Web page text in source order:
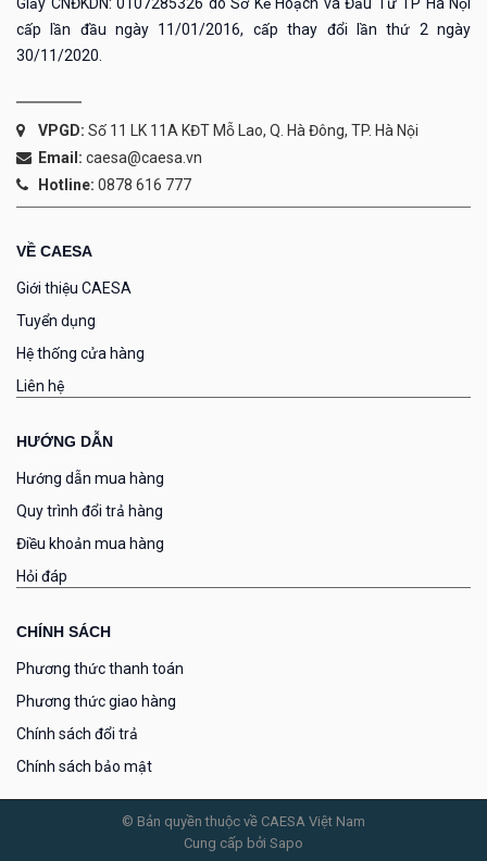
cấp lần đầu ngày 11/01/2016, cấp thay đổi lần thứ 2 ngày
30/11/2020.
VPGD: Số 11 LK 11A KĐT Mỗ Lao, Q. Hà Đông, TP. Hà Nội
Email: caesa@caesa.vn
Hotline: 0878 616 777
VỀ CAESA
Giới thiệu CAESA
Tuyển dụng
Hệ thống cửa hàng
Liên hệ
HƯỚNG DẪN
Hướng dẫn mua hàng
Quy trình đổi trả hàng
Điều khoản mua hàng
Hỏi đáp
CHÍNH SÁCH
Phương thức thanh toán
Phương thức giao hàng
Chính sách đổi trả
Chính sách bảo mật
© Bản quyền thuộc về CAESA Việt Nam
Cung cấp bởi Sapo